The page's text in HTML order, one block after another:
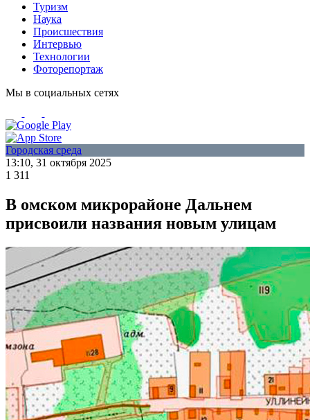
Туризм
Наука
Происшествия
Интервью
Технологии
Фоторепортаж
Мы в социальных сетях
Городская среда
13:10, 31 октября 2025
1 311
В омском микрорайоне Дальнем
присвоили названия новым улицам